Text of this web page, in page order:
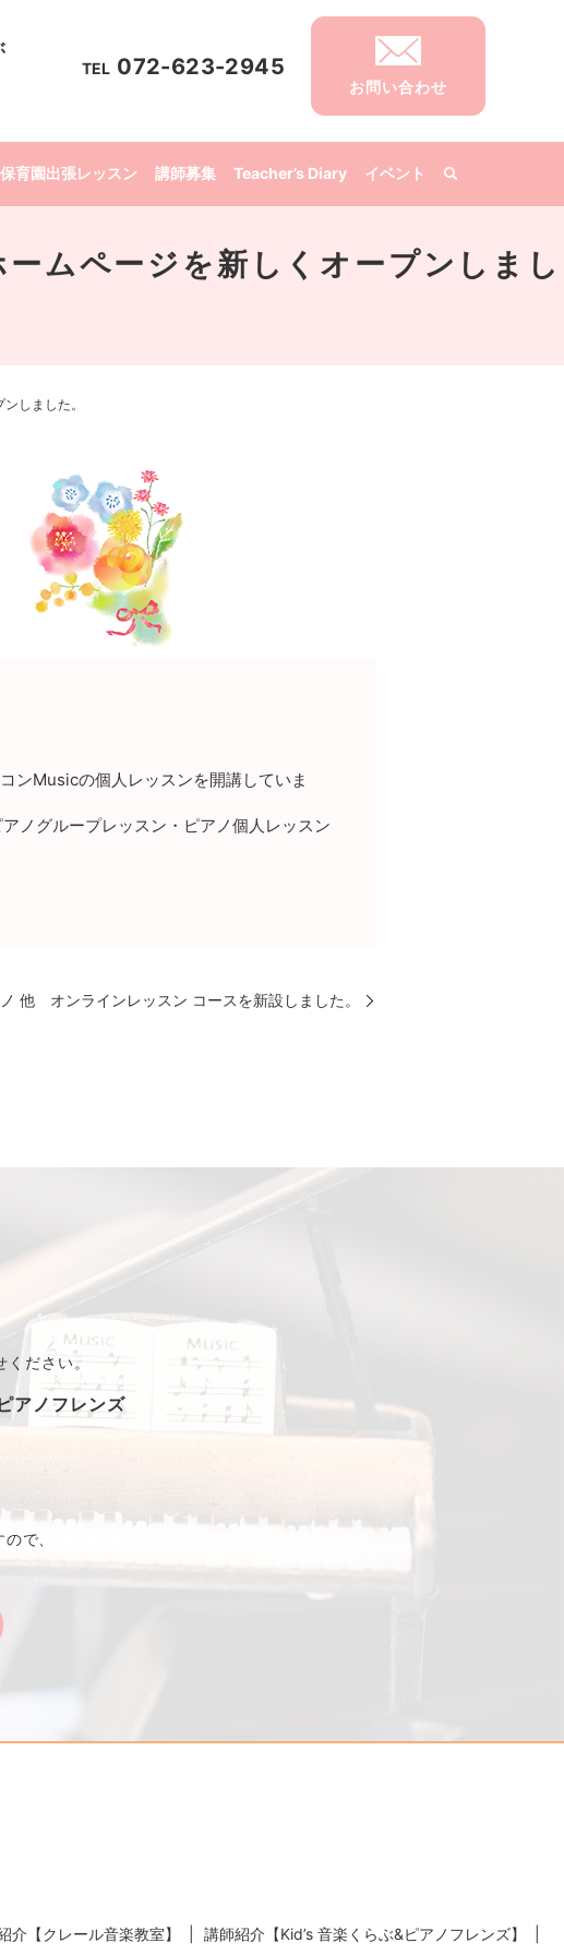
育園出張レッスン 講師募集 Teacher’s Diary イベント
TEL 072-623-2945
お問い合わせ
ムページを新しくオープンしまし
しました。
ンMusicの個人レッスンを開講していま
ノグループレッスン・ピアノ個人レッスン
他 オンラインレッスン コースを新設しました。
ださい。
アノフレンズ
で、
介【クレール音楽教室】 講師紹介【Kid’s 音楽くらぶ&ピアノフレンズ】